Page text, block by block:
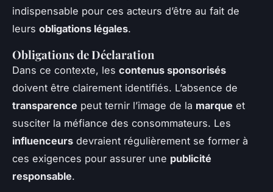
indispensable pour ces acteurs d’être au fait de
leurs obligations légales.
Obligations de Déclaration
Dans ce contexte, les contenus sponsorisés
doivent être clairement identifiés. L’absence de
transparence peut ternir l’image de la marque et
susciter la méfiance des consommateurs. Les
influenceurs devraient régulièrement se former à
ces exigences pour assurer une publicité
responsable.